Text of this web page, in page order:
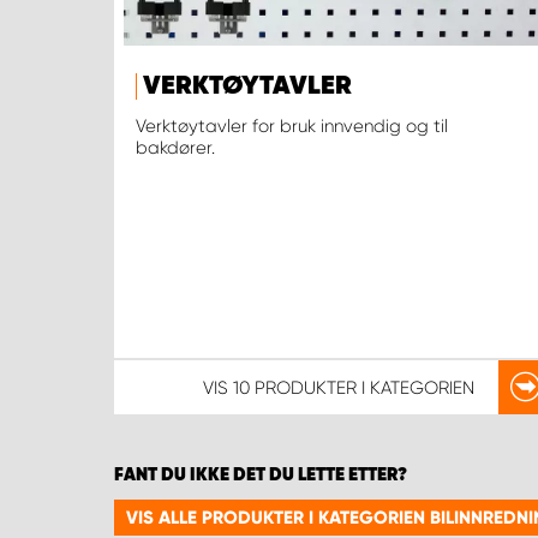
VERKTØYTAVLER
Verktøytavler for bruk innvendig og til
bakdører.
VIS 10 PRODUKTERI KATEGORIEN
FANT DU IKKE DET DU LETTE ETTER?
VIS ALLE PRODUKTER I KATEGORIEN